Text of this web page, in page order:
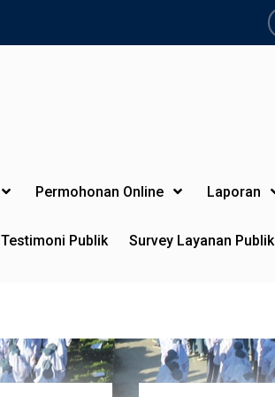
Permohonan Online Laporan
Testimoni Publik Survey Layanan Publik